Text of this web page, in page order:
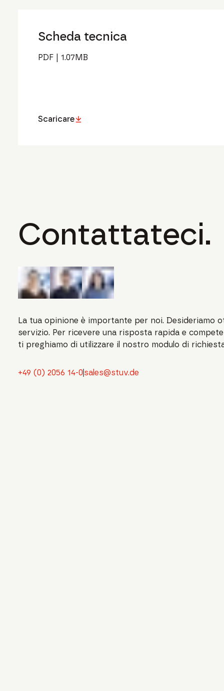
Scheda tecnica
PDF 1.07MB
Scaricare
Contattateci.
La tua opinione è importante per noi. Desideriamo
servizio. Per ricevere una risposta rapida e
ti preghiamo di utilizzare il nostro modulo di
+49 (0) 2056 14-0 sales@stuv.de